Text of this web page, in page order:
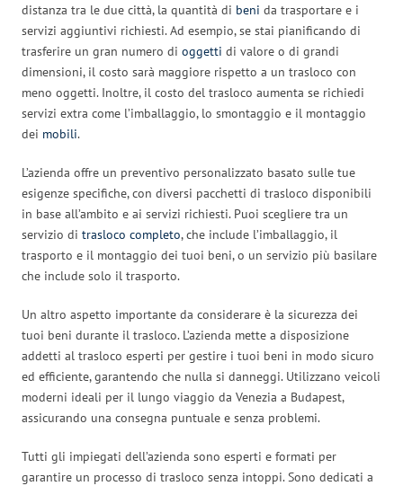
distanza tra le due città, la quantità di beni da trasportare e i
servizi aggiuntivi richiesti. Ad esempio, se stai pianificando di
trasferire un gran numero di oggetti di valore o di grandi
dimensioni, il costo sarà maggiore rispetto a un trasloco con
meno oggetti. Inoltre, il costo del trasloco aumenta se richiedi
servizi extra come l’imballaggio, lo smontaggio e il montaggio
dei mobili.
L’azienda offre un preventivo personalizzato basato sulle tue
esigenze specifiche, con diversi pacchetti di trasloco disponibili
in base all’ambito e ai servizi richiesti. Puoi scegliere tra un
servizio di trasloco completo, che include l’imballaggio, il
trasporto e il montaggio dei tuoi beni, o un servizio più basilare
che include solo il trasporto.
Un altro aspetto importante da considerare è la sicurezza dei
tuoi beni durante il trasloco. L’azienda mette a disposizione
addetti al trasloco esperti per gestire i tuoi beni in modo sicuro
ed efficiente, garantendo che nulla si danneggi. Utilizzano veicoli
moderni ideali per il lungo viaggio da Venezia a Budapest,
assicurando una consegna puntuale e senza problemi.
Tutti gli impiegati dell’azienda sono esperti e formati per
garantire un processo di trasloco senza intoppi. Sono dedicati a